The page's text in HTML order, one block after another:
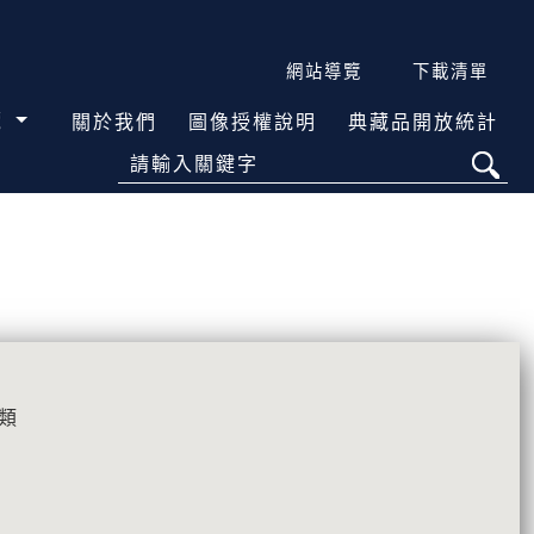
網站導覽 下載清單
關於我們 圖像授權說明 典藏品開放統計
請輸入關鍵字